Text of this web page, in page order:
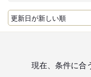
現在、条件に合